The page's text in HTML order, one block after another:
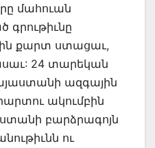
մահուան
գրութիւնը
քարտ ստացաւ,
24 տարեկան
ազգային
ակումբին
բարձրագոյն
ու